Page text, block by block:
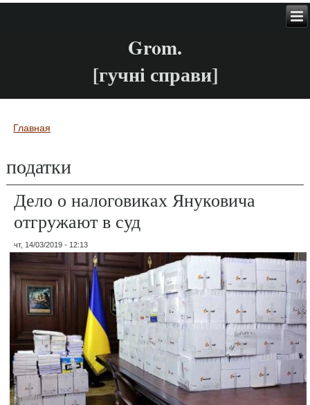
Grom.
[гучні справи]
Вы здесь
Главная
податки
Дело о налоговиках Януковича
отгружают в суд
чт, 14/03/2019 - 12:13